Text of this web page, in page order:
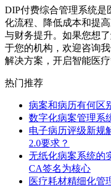
DIP付费综合管理系统
化流程、降低成本和提
与财务提升。如果您想
于您的机构，欢迎咨询
解决方案，开启智能医疗
热门推荐
病案和病历有何区
数字化病案管理系
电子病历评级新规
2.0要求？
无纸化病案系统的
CA签名为核心
医疗耗材精细化管